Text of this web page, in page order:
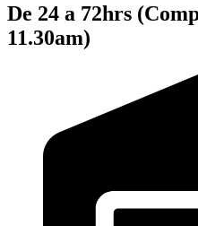
De 24 a 72hrs
11.30am)